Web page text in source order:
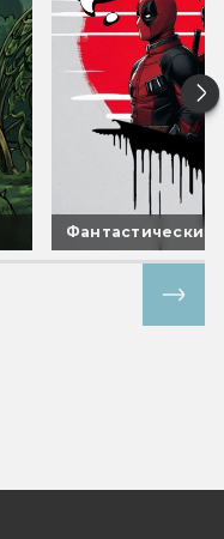
Фантастические